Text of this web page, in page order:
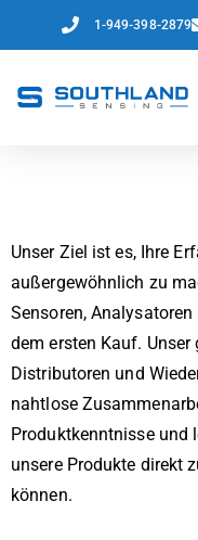
1-949-398-2879
Unser Ziel ist es, Ihre
außergewöhnlich zu
Sensoren,
dem ersten Kauf.
Distributoren und
nahtlose
Produktkenntnisse und
unsere Produkte direkt
können.